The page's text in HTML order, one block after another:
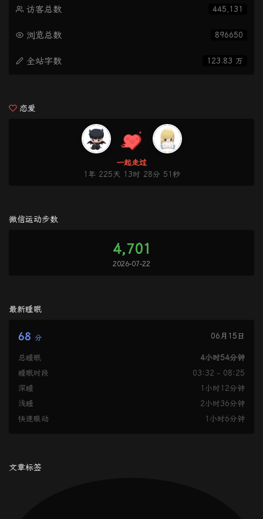
445,131
访客总数
896650
浏览总数
123.83 万
全站字数
恋爱
一起走过
1年 225天 13时 28分 52秒
微信运动步数
4,701
2026-07-22
最新睡眠
68 分 06月15日
总睡眠
4小时54分钟
睡眠时段
03:32 - 08:25
深睡
1小时12分钟
浅睡
2小时36分钟
快速眼动
1小时6分钟
文章标签